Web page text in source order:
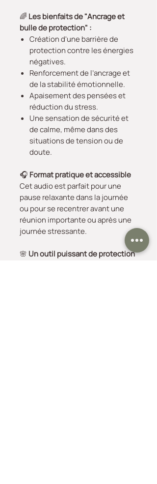
🌈 Les bienfaits de "Ancrage et
bulle de protection" :
Création d'une barrière de
protection contre les énergies
négatives.
Renforcement de l’ancrage et
de la stabilité émotionnelle.
Apaisement des pensées et
réduction du stress.
Une sensation de sécurité et
de calme, même dans des
situations de tension ou de
doute.
🎧 Format pratique et accessible
Cet audio est parfait pour une
pause relaxante dans la journée
ou pour se recentrer avant une
réunion importante ou après une
journée stressante.
🌸 Un outil puissant de protection